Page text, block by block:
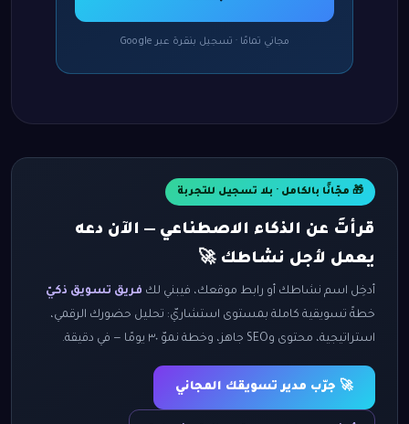
مجاني تمامًا · تسجيل بنقرة عبر Google
🎁 مجّانًا بالكامل · بلا تسجيل للتجربة
قرأتَ عن الذكاء الاصطناعي — الآن دعه
يعمل لأجل نشاطك 🚀
أدخِل اسم نشاطك أو رابط موقعك، فيبني لك فريق تسويق ذكيّ
خطةً تسويقية كاملة بمستوى استشاريّ: تحليل حضورك الرقمي،
استراتيجية، محتوى وSEO جاهز، وخطة نموّ ٣٠ يومًا — في دقيقة.
🚀 جرّب مدير تسويقك المجاني